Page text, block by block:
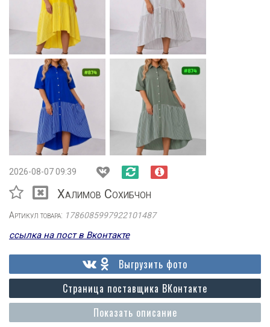
2026-08-07 09:39
Халимов Сохибчон
Артикул товара: 1786085997922101487
ссылка на пост в Вконтакте
Показать описание
Страница поставщика ВКонтакте
Выгрузить фото